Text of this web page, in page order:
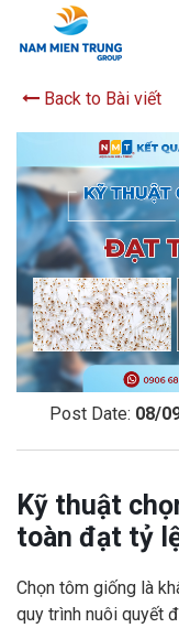
Back to Bài viết
Post Date: 08/
Kỹ thuật
toàn đạt tỷ
Chọn tôm giống là
quy trình nuôi quyết